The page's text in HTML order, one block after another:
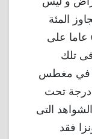
المئة
عام و تلد النساء و هم فى سن 65 عاما على
تلك
في مغطس
جليدى تصل درجة حرارته الى 15 درجة تحت
التى
فقد